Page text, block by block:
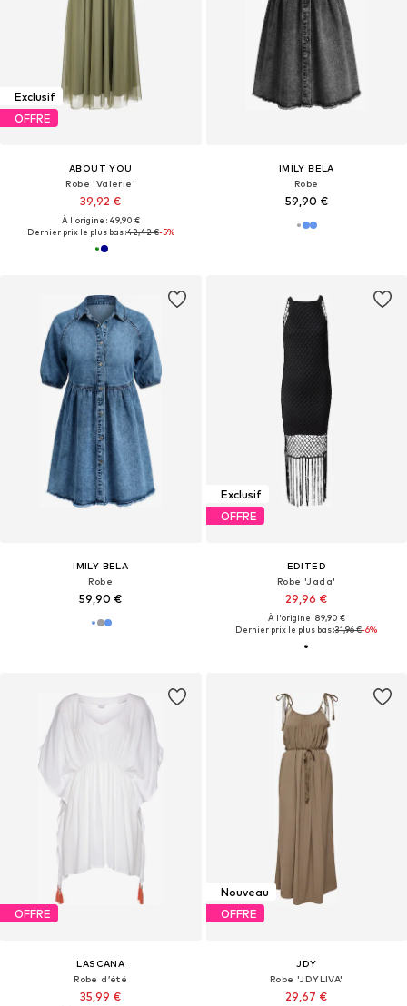
Exclusif
OFFRE
ABOUT YOU
Robe 'Valerie'
39,92 €
À l'origine : 49,90 €
Dernier prix le plus bas :42,42 €-5%
IMILY BELA
Robe
59,90 €
IMILY BELA
Robe
59,90 €
Exclusif
OFFRE
EDITED
Robe 'Jada'
29,96 €
À l'origine : 89,90 €
Dernier prix le plus bas :31,96 €-6%
OFFRE
LASCANA
Robe d’été
35,99 €
Nouveau
OFFRE
JDY
Robe 'JDYLIVA'
29,67 €